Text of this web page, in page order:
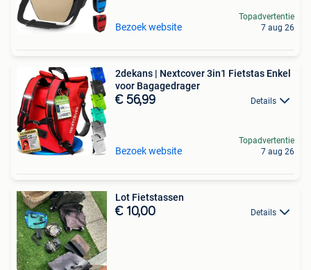
Bezoek website
Topadvertentie
7 aug 26
2dekans | Nextcover 3in1 Fietstas Enkel
voor Bagagedrager
€ 56,99 Details
Bezoek website
Topadvertentie
7 aug 26
Lot Fietstassen
€ 10,00 Details